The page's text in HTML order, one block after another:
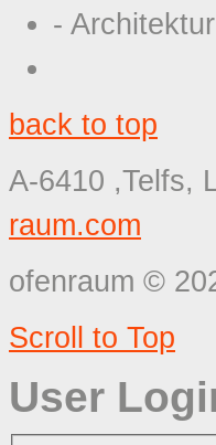
-
back to top
A-6410 ,Telfs,
raum.com
ofenraum ©
Scroll to Top
User